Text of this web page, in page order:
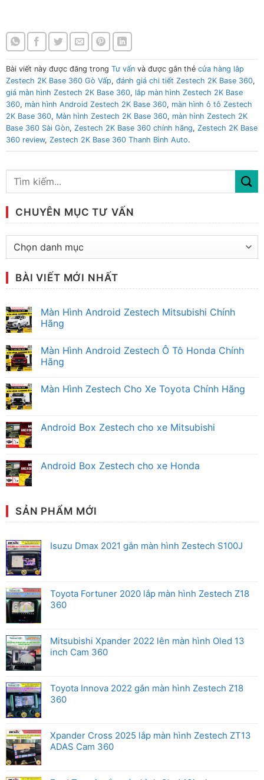
Bài viết này được đăng trong Tư vấn và được gắn thẻ cửa hàng lắp
Zestech 2K Base 360 Gò Vấp, đánh giá chi tiết Zestech 2K Base 360,
giá màn hình Zestech 2K Base 360, lắp màn hình Zestech 2K Base
360, màn hình Android Zestech 2K Base 360, màn hình ô tô Zestech
2K Base 360, Màn hình Zestech 2K Base 360, màn hình Zestech 2K
Base 360 Sài Gòn, Zestech 2K Base 360 chính hãng, Zestech 2K Base
360 review, Zestech 2K Base 360 Thanh Bình Auto.
CHUYÊN MỤC TƯ VẤN
Chuyên
vấnBÀI VIẾT MỚI NHẤT
Màn Hình Android Zestech Mitsubishi Chính
Hãng
bình
luận
ở
Android
Màn Hình Android Zestech Ô Tô Honda Chính
Hãng
bình
Android
Chính
Màn Hình Zestech Cho Xe Toyota Chính Hãng
luận
ở
Cho
Xe
Android Box Zestech cho xe Mitsubishi
luận
ở
xe
Mitsubishi
Android Box Zestech cho xe Honda
ở
Android
Box
cho
xe
Honda
SẢN PHẨM MỚI
Isuzu Dmax 2021 gắn màn hình Zestech S100J
Toyota Fortuner 2020 lắp màn hình Zestech Z18
360
Mitsubishi Xpander 2022 lên màn hình Oled 13
inch Cam 360
Toyota Innova 2022 gắn màn hình Zestech Z18
360
Xpander Cross 2025 lắp màn hình Zestech ZT13
ADAS Cam 360